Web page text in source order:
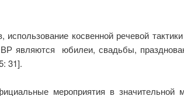
косвенной речевой
являются юбилеи, свадьбы,
31].
мероприятия в значительной